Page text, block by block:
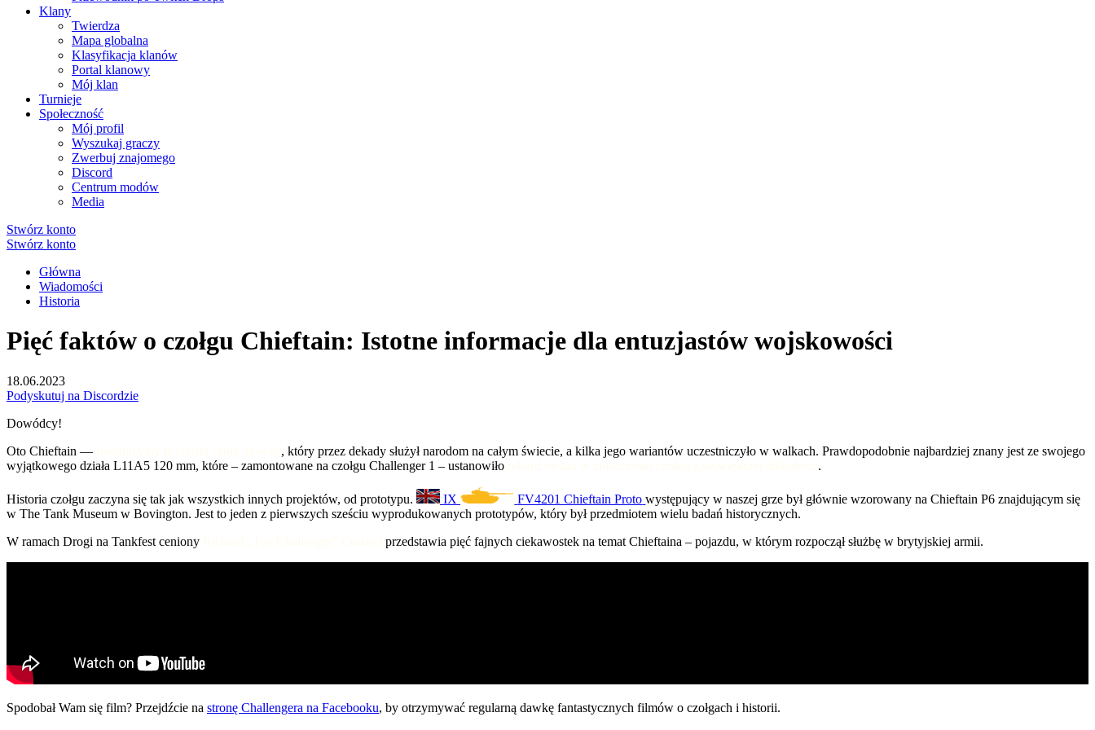
Klany
Twierdza
Mapa globalna
Klasyfikacja klanów
Portal klanowy
Mój klan
Turnieje
Społeczność
Mój profil
Wyszukaj graczy
Zwerbuj znajomego
Discord
Centrum modów
Media
Stwórz konto
Stwórz konto
Główna
Wiadomości
Historia
Pięć faktów o czołgu Chieftain: Istotne informacje dla entuzjastów wojskowości
18.06.2023
Podyskutuj na Discordzie
Dowódcy!
Oto Chieftain —
, który przez dekady służył narodom na całym świecie, a kilka jego wariantów uczestniczyło w walkach. Prawdopodobnie najbardziej znany jest ze swojego
wyjątkowego działa L11A5 120 mm, które – zamontowane na czołgu Challenger 1 – ustanowiło
.
Historia czołgu zaczyna się tak jak wszystkich innych projektów, od prototypu. IX FV4201 Chieftain Proto występujący w naszej grze był głównie wzorowany na Chieftain P6 znajdującym się
w The Tank Museum w Bovington. Jest to jeden z pierwszych sześciu wyprodukowanych prototypów, który był przedmiotem wielu badań historycznych.
W ramach Drogi na Tankfest ceniony
przedstawia pięć fajnych ciekawostek na temat Chieftaina – pojazdu, w którym rozpoczął służbę w brytyjskiej armii.
Spodobał Wam się film? Przejdźcie na stronę Challengera na Facebooku, by otrzymywać regularną dawkę fantastycznych filmów o czołgach i historii.